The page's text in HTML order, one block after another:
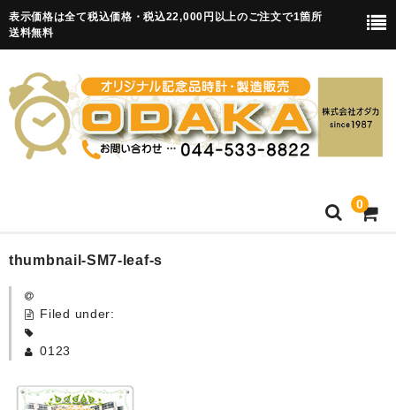
表示価格は全て税込価格・税込22,000円以上のご注文で1箇所
送料無料
0
HOME
卒園記念品
thumbnail-SM7-leaf-s
Filed under:
0123